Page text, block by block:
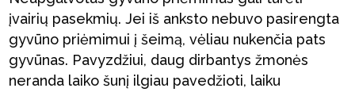
įvairių pasekmių. Jei iš anksto nebuvo pasirengta
gyvūno priėmimui į šeimą, vėliau nukenčia pats
gyvūnas. Pavyzdžiui, daug dirbantys žmonės
neranda laiko šunį ilgiau pavedžioti, laiku